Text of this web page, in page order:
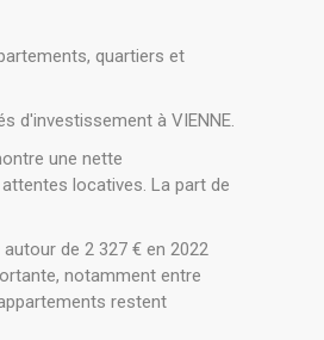
quartiers et
d'investissement à VIENNE.
une nette
locatives. La part de
de 2 327 € en 2022
notamment entre
restent